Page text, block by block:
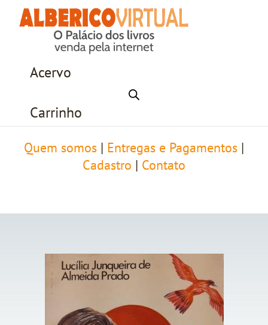
Acervo
Carrinho
Quem somos Entregas e Pagamentos
Cadastro
Contato